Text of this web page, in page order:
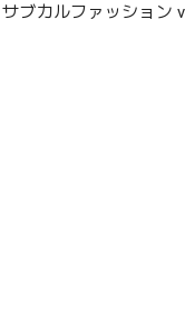
ブカルファッション